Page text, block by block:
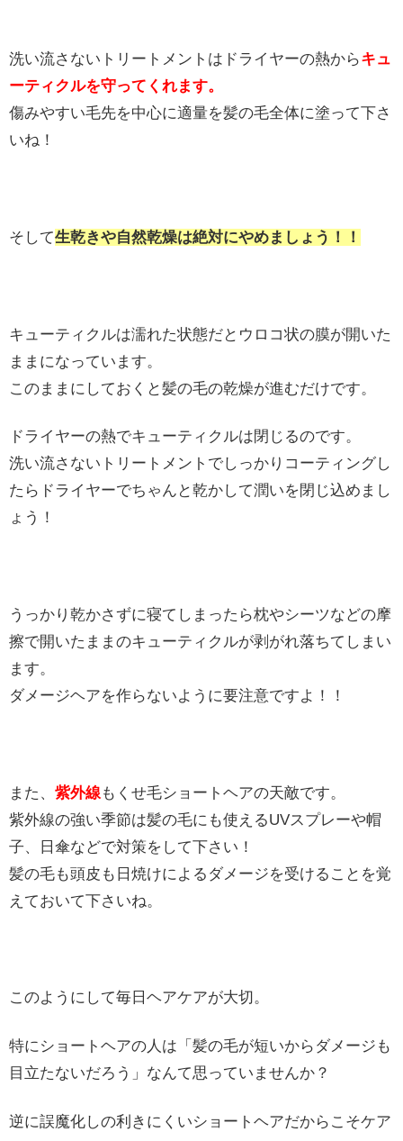
洗い流さないトリートメントはドライヤーの熱からキュ
ーティクルを守ってくれます。
傷みやすい毛先を中心に適量を髪の毛全体に塗って下さ
いね！
そして生乾きや自然乾燥は絶対にやめましょう！！
キューティクルは濡れた状態だとウロコ状の膜が開いた
ままになっています。
このままにしておくと髪の毛の乾燥が進むだけです。
ドライヤーの熱でキューティクルは閉じるのです。
洗い流さないトリートメントでしっかりコーティングし
たらドライヤーでちゃんと乾かして潤いを閉じ込めまし
ょう！
うっかり乾かさずに寝てしまったら枕やシーツなどの摩
擦で開いたままのキューティクルが剥がれ落ちてしまい
ます。
ダメージヘアを作らないように要注意ですよ！！
また、 紫外線 もくせ毛ショートヘアの天敵です。
紫外線の強い季節は髪の毛にも使えるUVスプレーや帽
子、日傘などで対策をして下さい！
髪の毛も頭皮も日焼けによるダメージを受けることを覚
えておいて下さいね。
このようにして毎日ヘアケアが大切。
特にショートヘアの人は「髪の毛が短いからダメージも
目立たないだろう」なんて思っていませんか？
逆に誤魔化しの利きにくいショートヘアだからこそケア